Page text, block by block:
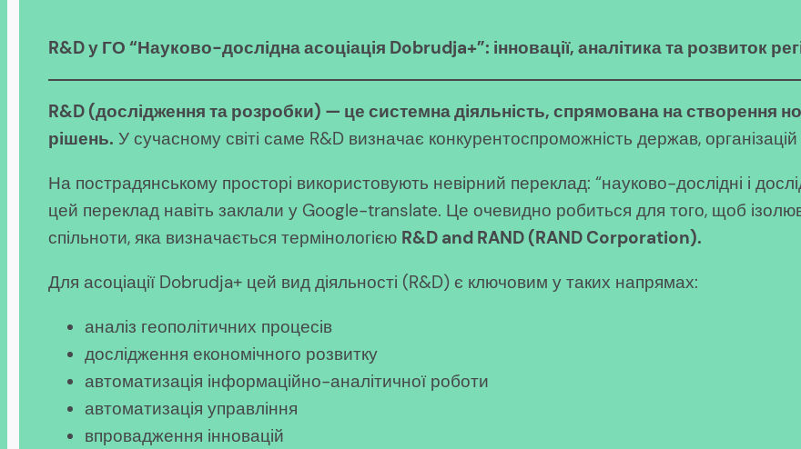
R&D у ГО “Науково-дослідна асоціація Dobrudja+”: інновації, аналітика та розвиток
R&D (дослідження та розробки) — це системна діяльність, спрямована на створення
рішень. У сучасному світі саме R&D визначає конкурентоспроможність держав, організацій і
На пострадянському просторі використовують невірний переклад: “науково-дослідні і
цей переклад навіть заклали у Google-translate. Це очевидно робиться для того, щоб
спільноти, яка визначається термінологією R&D and RAND (RAND Corporation).
Для асоціації Dobrudja+ цей вид діяльності (R&D) є ключовим у таких напрямах:
аналіз геополітичних процесів
дослідження економічного розвитку
автоматизація інформаційно-аналітичної роботи
автоматизація управління
впровадження інновацій